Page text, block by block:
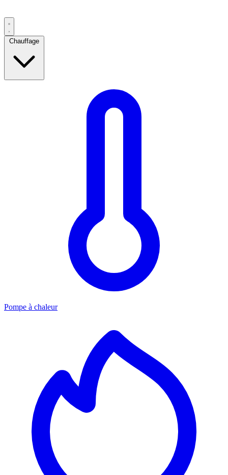
Pompe à chaleur